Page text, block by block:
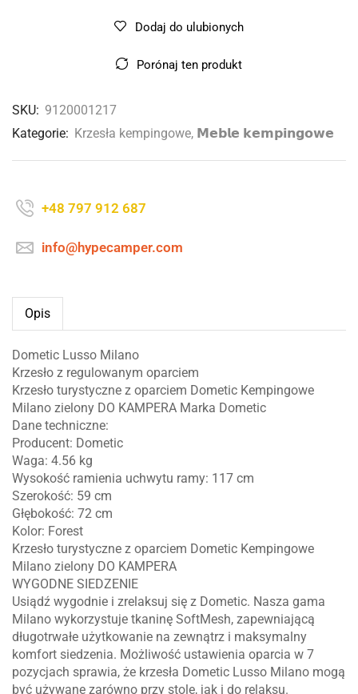
Dodaj do ulubionych
Porónaj ten produkt
SKU: 9120001217
Kategorie: Krzesła kempingowe, 𝗠𝗲𝗯𝗹𝗲 𝗸𝗲𝗺𝗽𝗶𝗻𝗴𝗼𝘄𝗲
+48 797 912 687
info@hypecamper.com
Opis
Dometic Lusso Milano
Krzesło z regulowanym oparciem
Krzesło turystyczne z oparciem Dometic Kempingowe
Milano zielony DO KAMPERA Marka Dometic
Dane techniczne:
Producent: Dometic
Waga: 4.56 kg
Wysokość ramienia uchwytu ramy: 117 cm
Szerokość: 59 cm
Głębokość: 72 cm
Kolor: Forest
Krzesło turystyczne z oparciem Dometic Kempingowe
Milano zielony DO KAMPERA
WYGODNE SIEDZENIE
Usiądź wygodnie i zrelaksuj się z Dometic. Nasza gama
Milano wykorzystuje tkaninę SoftMesh, zapewniającą
długotrwałe użytkowanie na zewnątrz i maksymalny
komfort siedzenia. Możliwość ustawienia oparcia w 7
pozycjach sprawia, że krzesła Dometic Lusso Milano mogą
być używane zarówno przy stole, jak i do relaksu.